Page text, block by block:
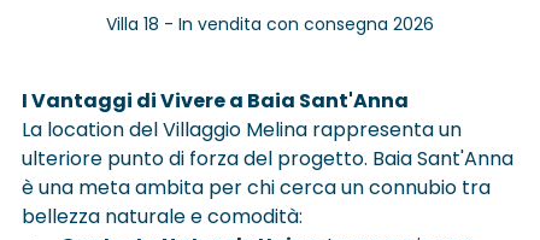
Villa 18 - In vendita con consegna 2026
I Vantaggi di Vivere a Baia Sant'Anna
La location del Villaggio Melina rappresenta un
ulteriore punto di forza del progetto. Baia Sant'Anna
è una meta ambita per chi cerca un connubio tra
bellezza naturale e comodità: